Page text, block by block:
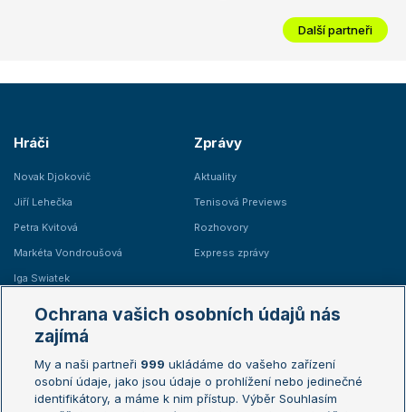
Další partneři
Hráči
Novak Djokovič
Jiří Lehečka
Petra Kvitová
Markéta Vondroušová
Iga Swiatek
Zprávy
Aktuality
Tenisová Previews
Rozhovory
Express zprávy
Žebříčky
Žebříček ATP (muži)
Žebříček WTA (ženy)
Australian Open
French Open
Ochrana vašich osobních údajů nás
zajímá
My a naši partneři 999 ukládáme do vašeho zařízení
osobní údaje, jako jsou údaje o prohlížení nebo jedinečné
identifikátory, a máme k nim přístup. Výběr Souhlasím